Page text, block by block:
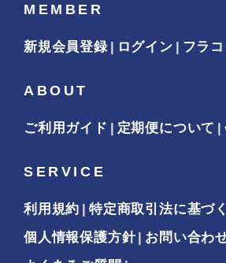
MEMBER
新規会員登録 ログイン フラ
ABOUT
ご利用ガイド 定期便について
SERVICE
利用規約
特定商取引法に基づ
個人情報保護方針
お問い合わ